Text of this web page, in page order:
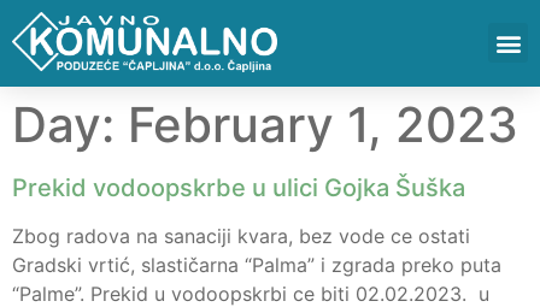
Day: February 1, 2023
Prekid vodoopskrbe u ulici Gojka Šuška
Zbog radova na sanaciji kvara, bez vode ce ostati
Gradski vrtić, slastičarna “Palma” i zgrada preko puta
“Palme”. Prekid u vodoopskrbi ce biti 02.02.2023. u